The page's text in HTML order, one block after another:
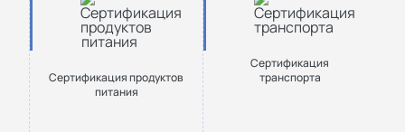
Сертификация продуктов
питания
Сертификация
транспорта